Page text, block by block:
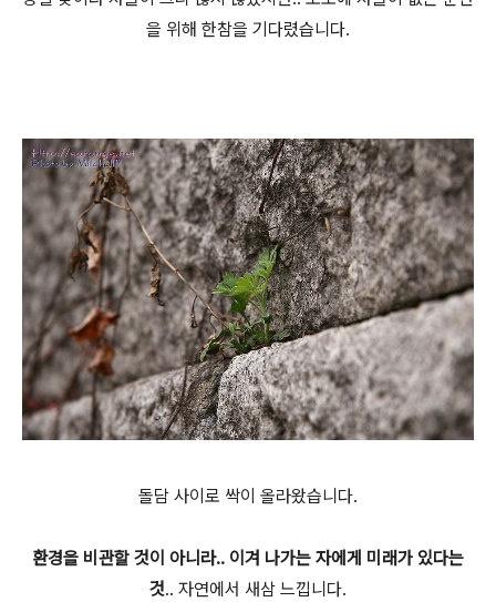
을 위해 한참을 기다렸습니다.
돌담 사이로 싹이 올라왔습니다.
환경을 비관할 것이 아니라.. 이겨 나가는 자에게 미래가 있다는
것.. 자연에서 새삼 느낍니다.